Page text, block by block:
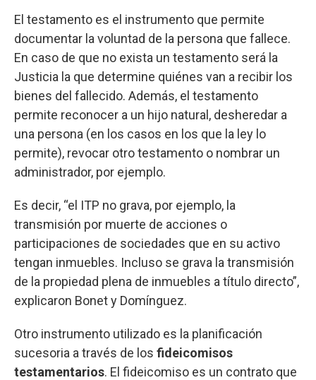
El testamento es el instrumento que permite
documentar la voluntad de la persona que fallece.
En caso de que no exista un testamento será la
Justicia la que determine quiénes van a recibir los
bienes del fallecido. Además, el testamento
permite reconocer a un hijo natural, desheredar a
una persona (en los casos en los que la ley lo
permite), revocar otro testamento o nombrar un
administrador, por ejemplo.
Es decir, “el ITP no grava, por ejemplo, la
transmisión por muerte de acciones o
participaciones de sociedades que en su activo
tengan inmuebles. Incluso se grava la transmisión
de la propiedad plena de inmuebles a título directo”,
explicaron Bonet y Domínguez.
Otro instrumento utilizado es la planificación
sucesoria a través de los fideicomisos
testamentarios. El fideicomiso es un contrato que